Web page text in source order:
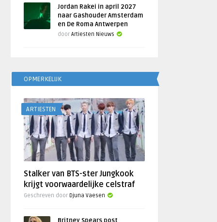
Jordan Rakei in april 2027
naar Gashouder Amsterdam
en De Roma Antwerpen
doorArtiesten Nieuws
OPMERKELIJK
ARTIESTEN
Stalker van BTS-ster Jungkook
krijgt voorwaardelijke celstraf
Geschreven door Djuna Vaesen